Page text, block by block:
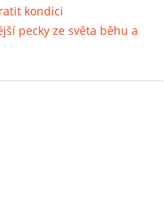
kondici
pecky ze světa běhu a